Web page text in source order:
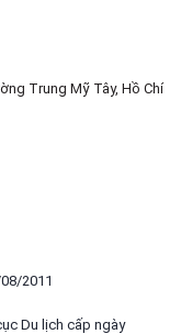
Trung Mỹ Tây, Hồ Chí
2011
Du lịch cấp ngày